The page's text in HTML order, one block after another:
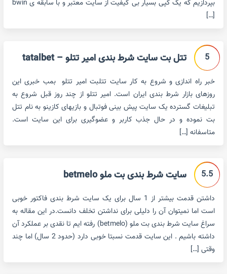
بپردازیم که یک کپی بسیار بی کیفیت از سایت معتبر و با سابقه ی bwin
[…]
5 تتل بت سایت شرط بندی امیر تتلو – tatalbet
خبر راه اندازی و شروع به کار سایت تتلبت امیر تتلو بمب خبری این
روزهای بازار شرط بندی ایران است. امیر تتلو از چند روز قبل شروع به
تبلیغات گسترده یک سایت پیش بینی فوتبال و بازیهای کازینو به نام تتل
بت نموده و در حال جذب کاربر و عضوگیری برای این سایت است.
متاسفانه […]
5.5 سایت شرط بندی بت ملو betmelo
داشتن قدمت بیشتر از 1 سال برای یک سایت شرط بندی فاکتور خوبی
است اما نمیتوان آن را دلیلی برای نداشتن تخلف دانست.در این مقاله به
سراغ سایت شرط بندی بت ملو (betmelo) رفته ایم تا نقدی بر عملکرد آن
داشته باشیم . این سایت قدمت نسبتا خوبی دارد (حدود 2 سال) اما چند
وقتی […]